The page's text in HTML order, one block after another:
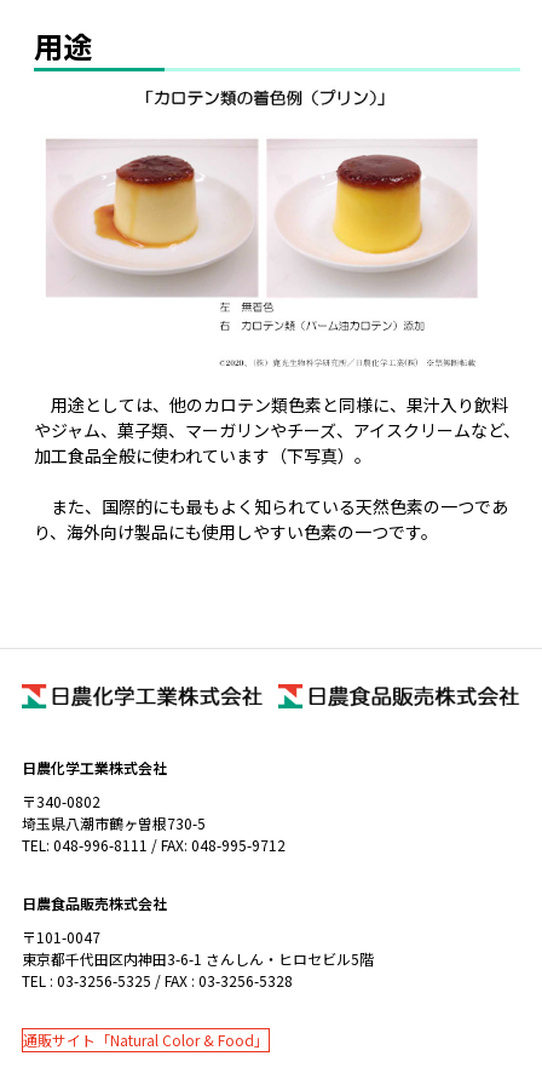
用途
用途としては、他のカロテン類色素と同様に、果汁入り飲料
やジャム、菓子類、マーガリンやチーズ、アイスクリームなど、
加工食品全般に使われています（下写真）。
また、国際的にも最もよく知られている天然色素の一つであ
り、海外向け製品にも使用しやすい色素の一つです。
日農化学工業株式会社
〒340-0802
埼玉県八潮市鶴ヶ曽根730-5
TEL: 048-996-8111 / FAX: 048-995-9712
日農食品販売株式会社
〒101-0047
東京都千代田区内神田3-6-1 さんしん・ヒロセビル5階
TEL : 03-3256-5325 / FAX : 03-3256-5328
通販サイト「Natural Color & Food」